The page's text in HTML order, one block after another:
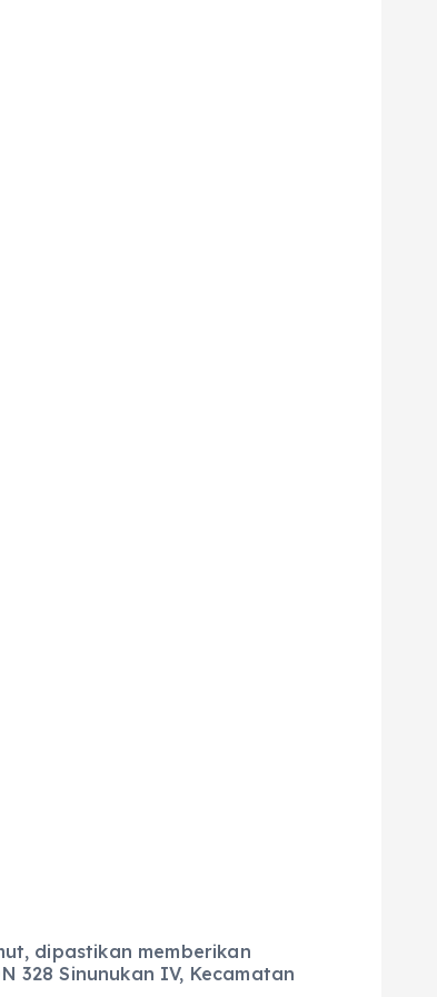
dipastikan memberikan
328 Sinunukan IV, Kecamatan